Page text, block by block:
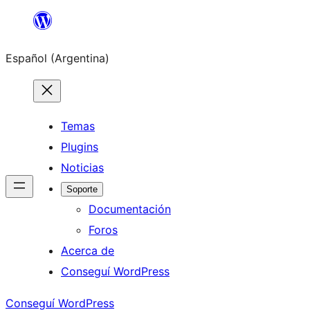
Saltar
contenido
Español (Argentina)
Temas
Plugins
Noticias
Soporte
Documentación
Foros
Acerca de
Conseguí WordPress
Conseguí WordPress